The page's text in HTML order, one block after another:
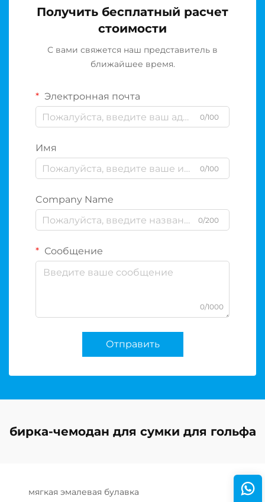
Получить бесплатный расчет
стоимости
С вами свяжется наш представитель в
ближайшее время.
Электронная почта
0/100
Имя
0/100
Company Name
0/200
Сообщение
0/1000
Отправить
бирка-чемодан для сумки для гольфа
мягкая эмалевая булавка